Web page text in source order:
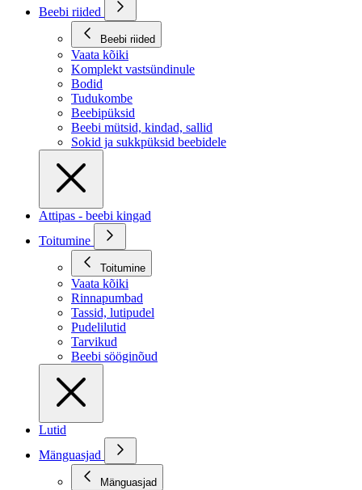
Beebi riided
Beebi riided
Vaata kõiki
Komplekt vastsündinule
Bodid
Tudukombe
Beebipüksid
Beebi mütsid, kindad, sallid
Sokid ja sukkpüksid beebidele
Attipas - beebi kingad
Toitumine
Toitumine
Vaata kõiki
Rinnapumbad
Tassid, lutipudel
Pudelilutid
Tarvikud
Beebi sööginõud
Lutid
Mänguasjad
Mänguasjad